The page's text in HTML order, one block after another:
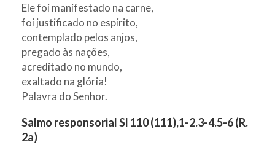
Ele foi manifestado na carne,
foi justificado no espírito,
contemplado pelos anjos,
pregado às nações,
acreditado no mundo,
exaltado na glória!
Palavra do Senhor.
Salmo responsorial Sl 110 (111),1-2.3-4.5-6 (R.
2a)